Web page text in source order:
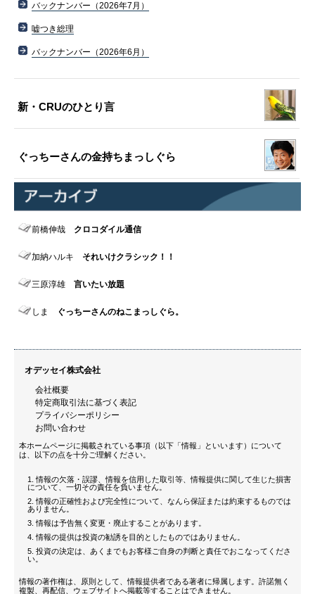
バックナンバー（2026年7月）
嘘つき総理
バックナンバー（2026年6月）
新・CRUのひとり言
ぐっちーさんの金持ちまっしぐら
前橋伸哉 クロコダイル通信
加納ハルキ それいけクラシック！！
三原淳雄 言いたい放題
しま ぐっちーさんのねこまっしぐら。
オデッセイ株式会社
会社概要
特定商取引法に基づく表記
プライバシーポリシー
お問い合わせ
本ホームページに掲載されている事項（以下「情報」といいます）について
は、以下の点を十分ご理解ください。
情報の欠落・誤謬、情報を信用した取引等、情報提供に関して生じた損害
について、一切その責任を負いません。
情報の正確性および完全性について、なんら保証または約束するものでは
ありません。
情報は予告無く変更・廃止することがあります。
情報の提供は投資の勧誘を目的としたものではありません。
投資の決定は、あくまでもお客様ご自身の判断と責任でおこなってくださ
い。
情報の著作権は、原則として、情報提供者である著者に帰属します。許諾無く
複製、再配信、ウェブサイトへ掲載等することはできません。